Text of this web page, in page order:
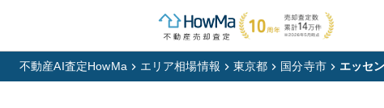
不動産AI査定HowMa エリア相場情報 東京都 国分寺市 エッセ